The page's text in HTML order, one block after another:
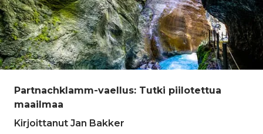
seikkailijatyypille jotakin. Alla olemme korostaneet
kolme suosikkia mökiltä mökille -kierroksistamme:
Partnachklamm-vaellus: Tutki piilotettua
maailmaa
Kirjoittanut Jan Bakker